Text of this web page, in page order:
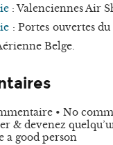
: Valenciennes Air
: Portes ouvertes
Belge.
• No
& devenez
a good person